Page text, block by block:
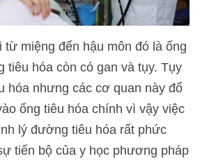
từ miệng đến hậu môn đó là ống
tiêu hóa còn có gan và tụy. Tụy
hóa nhưng các cơ quan này đổ
ống tiêu hóa chính vì vậy việc
lý đường tiêu hóa rất phức
tiến bộ của y học phương pháp